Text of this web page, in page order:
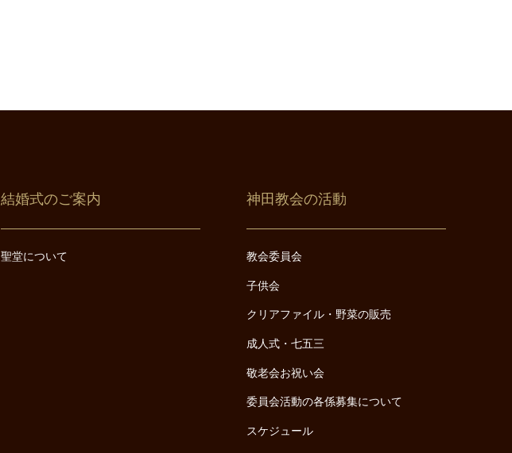
結婚式のご案内
聖堂について
神田教会の活動
教会委員会
子供会
クリアファイル・野菜の販売
成人式・七五三
敬老会お祝い会
委員会活動の各係募集について
スケジュール